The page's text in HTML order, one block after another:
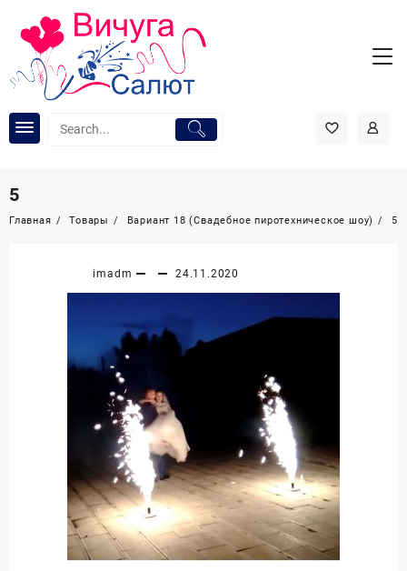
содержимому
5
Главная Товары Вариант 18 (Свадебное пиротехническое шоу) 5
imadm 24.11.2020